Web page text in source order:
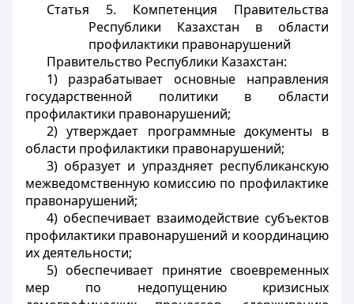
Статья 5. Компетенция Правительства
Республики Казахстан в области
профилактики правонарушений
Правительство Республики Казахстан:
1) разрабатывает основные направления
государственной политики в области
профилактики правонарушений;
2) утверждает программные документы в
области профилактики правонарушений;
3) образует и упраздняет республиканскую
межведомственную комиссию по профилактике
правонарушений;
4) обеспечивает взаимодействие субъектов
профилактики правонарушений и координацию
их деятельности;
5) обеспечивает принятие своевременных
мер по недопущению кризисных